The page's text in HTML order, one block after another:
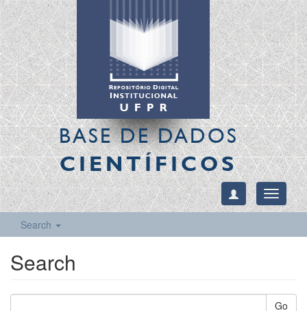
BASE DE DADOS
CIENTÍFICOS
Toggle
Search
Search
Go